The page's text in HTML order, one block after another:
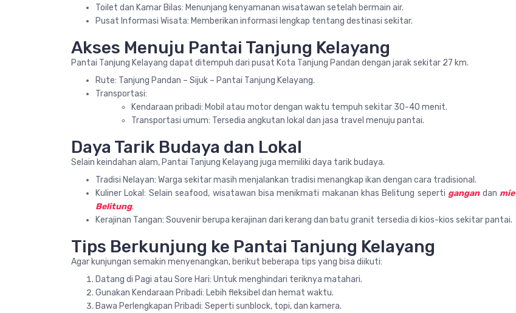
Toilet dan Kamar Bilas: Menunjang kenyamanan wisatawan setelah bermain air.
Pusat Informasi Wisata: Memberikan informasi lengkap tentang destinasi sekitar.
Akses Menuju Pantai Tanjung Kelayang
Pantai Tanjung Kelayang dapat ditempuh dari pusat Kota Tanjung Pandan dengan jarak sekitar 27 km.
Rute: Tanjung Pandan – Sijuk – Pantai Tanjung Kelayang.
Transportasi:
Kendaraan pribadi: Mobil atau motor dengan waktu tempuh sekitar 30-40 menit.
Transportasi umum: Tersedia angkutan lokal dan jasa travel menuju pantai.
Daya Tarik Budaya dan Lokal
Selain keindahan alam, Pantai Tanjung Kelayang juga memiliki daya tarik budaya.
Tradisi Nelayan: Warga sekitar masih menjalankan tradisi menangkap ikan dengan cara tradisional.
Kuliner Lokal: Selain seafood, wisatawan bisa menikmati makanan khas Belitung seperti gangandan mie
Belitung.
Kerajinan Tangan: Souvenir berupa kerajinan dari kerang dan batu granit tersedia di kios-kios sekitar pantai.
Tips Berkunjung ke Pantai Tanjung Kelayang
Agar kunjungan semakin menyenangkan, berikut beberapa tips yang bisa diikuti:
Datang di Pagi atau Sore Hari: Untuk menghindari teriknya matahari.
Gunakan Kendaraan Pribadi: Lebih fleksibel dan hemat waktu.
Bawa Perlengkapan Pribadi: Seperti sunblock, topi, dan kamera.